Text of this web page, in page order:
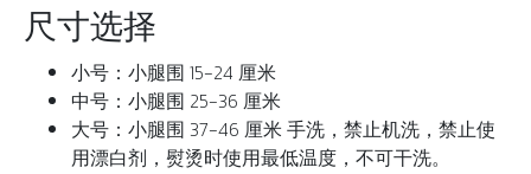
尺寸选择
小号：小腿围 15-24 厘米
中号：小腿围 25-36 厘米
大号：小腿围 37-46 厘米 手洗，禁止机洗，禁止使
用漂白剂，熨烫时使用最低温度，不可干洗。